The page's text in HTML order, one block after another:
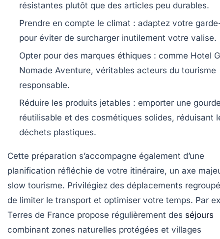
résistantes plutôt que des articles peu durables.
Prendre en compte le climat : adaptez votre
pour éviter de surcharger inutilement votre valise.
Opter pour des marques éthiques : comme Hotel
Nomade Aventure, véritables acteurs du tourisme
responsable.
Réduire les produits jetables : emporter une
réutilisable et des cosmétiques solides, réduisant
déchets plastiques.
Cette préparation s’accompagne également d’une
planification réfléchie de votre itinéraire, un axe
slow tourisme. Privilégiez des déplacements
de limiter le transport et optimiser votre temps. Par
Terres de France propose régulièrement des séjours
combinant zones naturelles protégées et villages